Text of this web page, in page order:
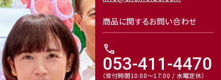
商品に関するお問い合わせ
call
053-411-4470
（受付時間10:00～17:00 / 水曜定休）